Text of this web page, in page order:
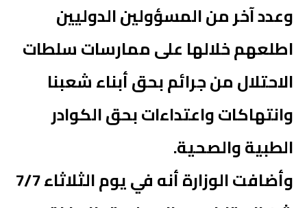
وعدد آخر من المسؤولين الدوليين
اطلعهم خلالها على ممارسات سلطات
الاحتلال من جرائم بحق أبناء شعبنا
وانتهاكات واعتداءات بحق الكوادر
الطبية والصحية.
وأضافت الوزارة أنه في يوم الثلاثاء 7/7